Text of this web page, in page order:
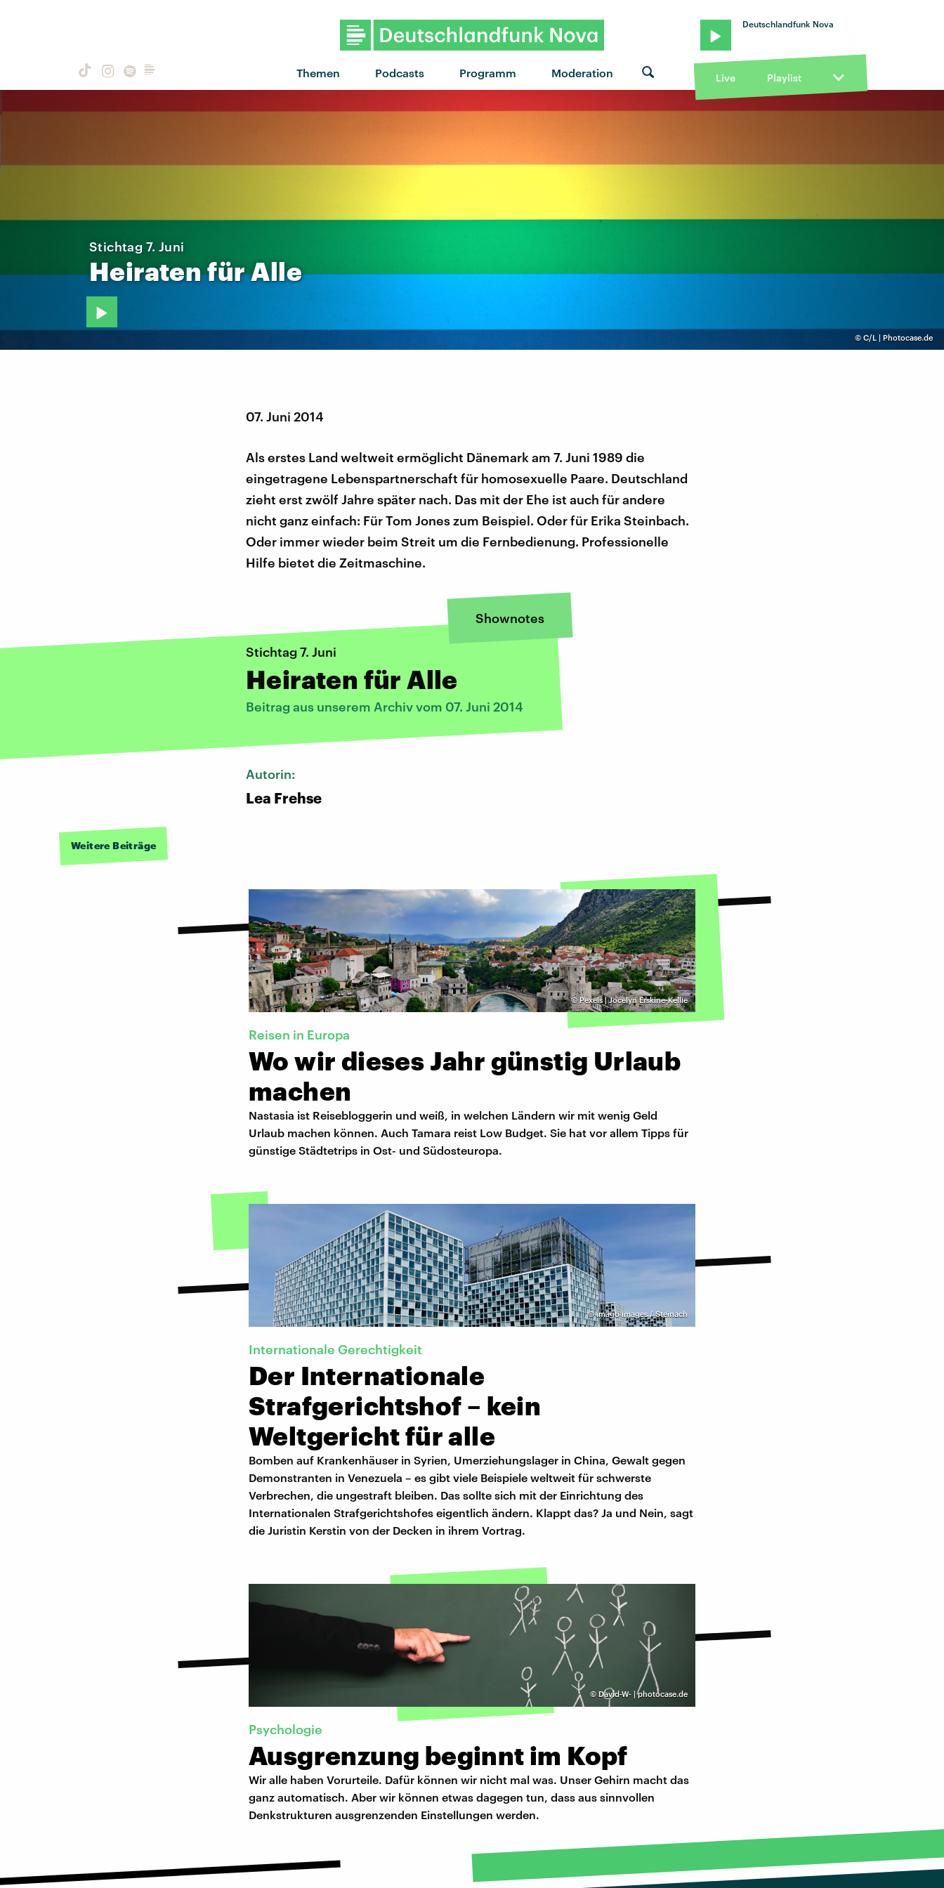
Themen Podcasts Programm Moderation
Deutschlandfunk Nova
Live Playlist
© C/L | Photocase.de
Stichtag 7. Juni
HeiratenfürAlle
07. Juni 2014
Als erstes Land weltweit ermöglicht Dänemark am 7. Juni 1989 die
eingetragene Lebenspartnerschaft für homosexuelle Paare. Deutschland
zieht erst zwölf Jahre später nach. Das mit der Ehe ist auch für andere
nicht ganz einfach: Für Tom Jones zum Beispiel. Oder für Erika Steinbach.
Oder immer wieder beim Streit um die Fernbedienung. Professionelle
Hilfe bietet die Zeitmaschine.
Shownotes
Stichtag 7. Juni
Heiraten für Alle
Beitrag aus unserem Archiv vom 07. Juni 2014
Autorin:
Lea Frehse
Weitere Beiträge
©Pexels | Jocelyn Erskine-Kellie
Reisen in Europa
Wo wir dieses Jahr günstig Urlaub
machen
Nastasia ist Reisebloggerin und weiß, in welchen Ländern wir mit wenig Geld
Urlaub machen können. Auch Tamara reist Low Budget. Sie hat vor allem Tipps für
günstige Städtetrips in Ost- und Südosteuropa.
©imago images / Steinach
Internationale Gerechtigkeit
Der Internationale
Strafgerichtshof – kein
Weltgericht für alle
Bomben auf Krankenhäuser in Syrien, Umerziehungslager in China, Gewalt gegen
Demonstranten in Venezuela – es gibt viele Beispiele weltweit für schwerste
Verbrechen, die ungestraft bleiben. Das sollte sich mit der Einrichtung des
Internationalen Strafgerichtshofes eigentlich ändern. Klappt das? Ja und Nein, sagt
die Juristin Kerstin von der Decken in ihrem Vortrag.
© David-W- | photocase.de
Psychologie
Ausgrenzung beginnt im Kopf
Wir alle haben Vorurteile. Dafür können wir nicht mal was. Unser Gehirn macht das
ganz automatisch. Aber wir können etwas dagegen tun, dass aus sinnvollen
Denkstrukturen ausgrenzenden Einstellungen werden.